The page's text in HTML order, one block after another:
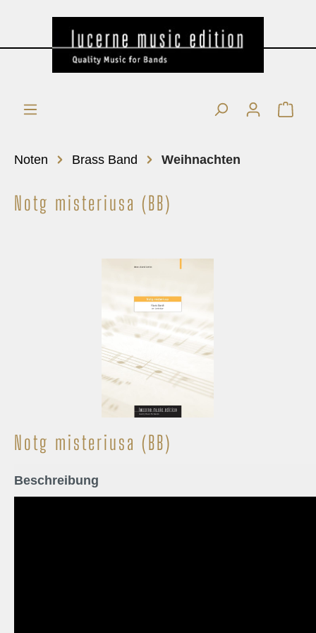
Noten Brass Band Weihnachten
Notg misteriusa (BB)
Notg misteriusa (BB)
Beschreibung